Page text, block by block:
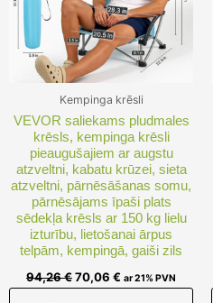
Kempinga krēsli
VEVOR saliekams pludmales
krēsls, kempinga krēsli
pieaugušajiem ar augstu
atzveltni, kabatu krūzei, sieta
atzveltni, pārnēsāšanas somu,
pārnēsājams īpaši plats
sēdekļa krēsls ar 150 kg lielu
izturību, lietošanai ārpus
telpām, kempingā, gaiši zils
94,26€70,06 € ar 21% PVN